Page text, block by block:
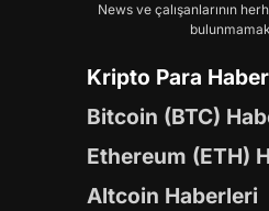
News ve çalışanlarının
Kripto Para
Bitcoin (BTC)
Ethereum (ETH)
Altcoin Haberleri